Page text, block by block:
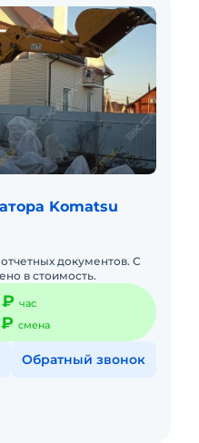
Komatsu
документов. С
в стоимость.
₽ час
₽ смена
Обратный звонок